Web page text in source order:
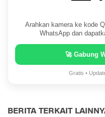
Arahkan kamera ke kode
WhatsApp dan
🚀 Gabung
Gratis •
BERITA TERKAIT